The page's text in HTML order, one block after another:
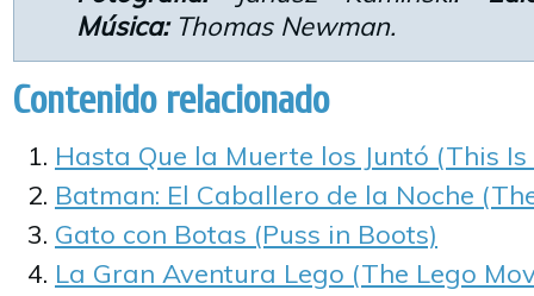
Música: Thomas Newman.
Contenido relacionado
Hasta Que la Muerte los Juntó (This
Batman: El Caballero de la Noche
Gato con Botas (Puss in Boots)
La Gran Aventura Lego (The Lego